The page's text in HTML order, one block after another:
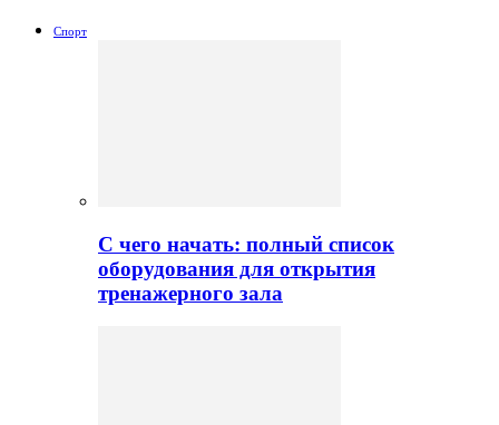
Спорт
С чего начать: полный список
оборудования для открытия
тренажерного зала